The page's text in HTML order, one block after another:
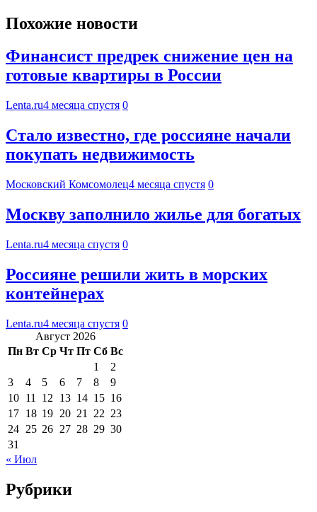
Похожие новости
Финансист предрек снижение цен на
готовые квартиры в России
Lenta.ru4 месяца спустя 0
Стало известно, где россияне начали
покупать недвижимость
Московский Комсомолец4 месяца спустя 0
Москву заполнило жилье для богатых
Lenta.ru4 месяца спустя 0
Россияне решили жить в морских
контейнерах
Lenta.ru4 месяца спустя 0
Август 2026
Пн Вт Ср Чт Пт Сб Вс
1
2
3
4 5 6 7 8
9
10 11 12 13 14 15 16
17 18 19 20 21 22 23
24 25 26 27 28 29 30
31
« Июл
Рубрики